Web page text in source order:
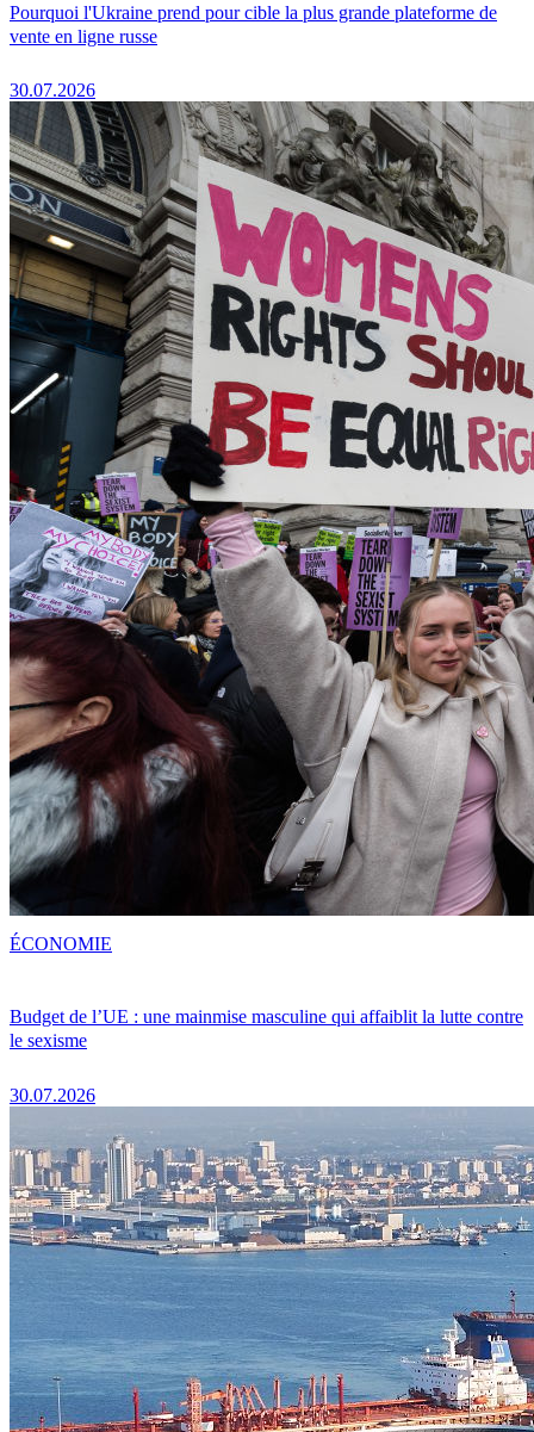
Pourquoi l'Ukraine prend pour cible la plus grande plateforme de
vente en ligne russe
30.07.2026
Budget de l’UE : une mainmise masculine qui affaiblit la lutte contre
le sexisme
30.07.2026
ÉCONOMIE